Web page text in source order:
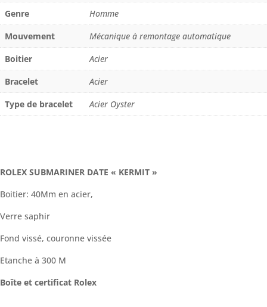
Genre
Homme
Mouvement
Mécanique à remontage automatique
Boitier
Acier
Bracelet
Acier
Type de bracelet
Acier Oyster
ROLEX SUBMARINER DATE « KERMIT »
Boitier: 40Mm en acier,
Verre saphir
Fond vissé, couronne vissée
Etanche à 300 M
Boîte et certificat Rolex